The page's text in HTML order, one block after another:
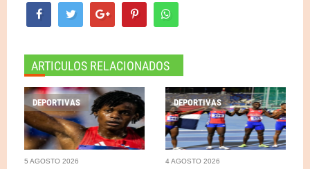
ARTICULOS RELACIONADOS
DEPORTIVAS
5 AGOSTO 2026
DEPORTIVAS
4 AGOSTO 2026